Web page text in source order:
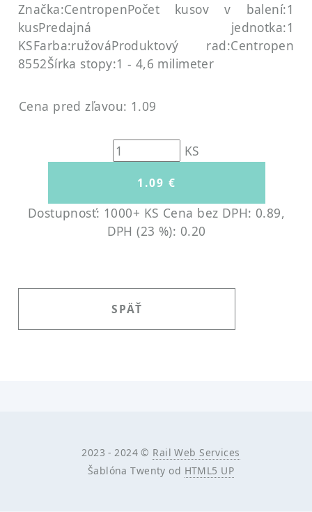
Značka:CentropenPočet kusov v balení:1
kusPredajná jednotka:1
KSFarba:ružováProduktový rad:Centropen
8552Šírka stopy:1 - 4,6 milimeter
Cena pred zľavou: 1.09
KS
Dostupnosť: 1000+ KS Cena bez DPH: 0.89,
DPH (23 %): 0.20
SPÄŤ
2023 - 2024 © Rail Web Services
Šablóna Twenty od HTML5 UP